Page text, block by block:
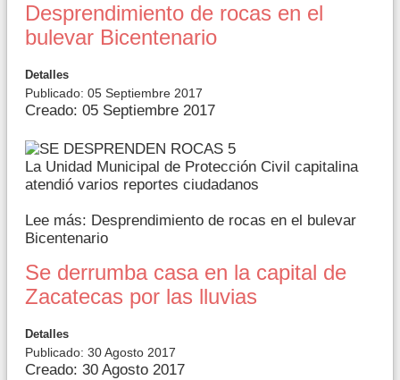
Desprendimiento de rocas en el
bulevar Bicentenario
Detalles
Publicado: 05 Septiembre 2017
Creado: 05 Septiembre 2017
La Unidad Municipal de Protección Civil capitalina
atendió varios reportes ciudadanos
Lee más: Desprendimiento de rocas en el bulevar
Bicentenario
Se derrumba casa en la capital de
Zacatecas por las lluvias
Detalles
Publicado: 30 Agosto 2017
Creado: 30 Agosto 2017